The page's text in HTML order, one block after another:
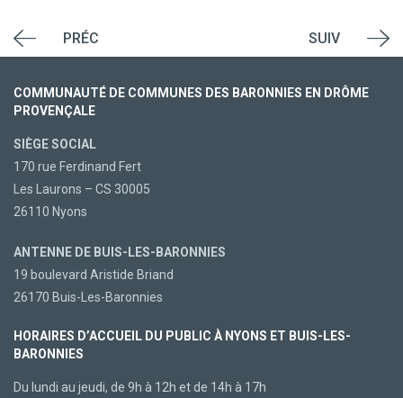
PRÉC SUIV
COMMUNAUTÉ DE COMMUNES DES BARONNIES EN DRÔME
PROVENÇALE
SIÈGE SOCIAL
170 rue Ferdinand Fert
Les Laurons – CS 30005
26110 Nyons
ANTENNE DE BUIS-LES-BARONNIES
19 boulevard Aristide Briand
26170 Buis-Les-Baronnies
HORAIRES D’ACCUEIL DU PUBLIC À NYONS ET BUIS-LES-
BARONNIES
Du lundi au jeudi, de 9h à 12h et de 14h à 17h